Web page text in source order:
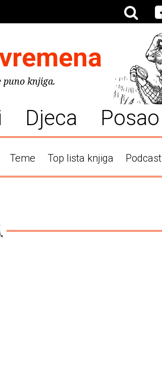
puno knjiga.
Djeca Posao
Teme Top lista knjiga Podcast